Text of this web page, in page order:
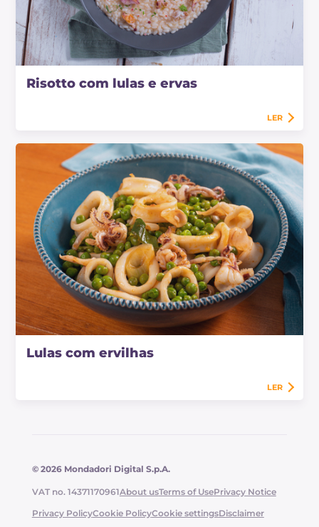
Risotto com lulas e ervas
LER
Lulas com ervilhas
LER
© 2026 Mondadori Digital S.p.A.
VAT no. 14371170961About usTerms of UsePrivacy Notice
Privacy PolicyCookie PolicyCookie settingsDisclaimer